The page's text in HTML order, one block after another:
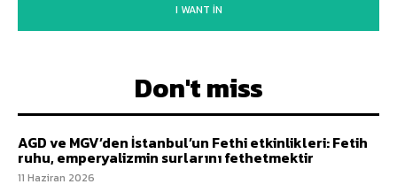
I WANT IN
Don't miss
AGD ve MGV’den İstanbul’un Fethi etkinlikleri: Fetih
ruhu, emperyalizmin surlarını fethetmektir
11 Haziran 2026